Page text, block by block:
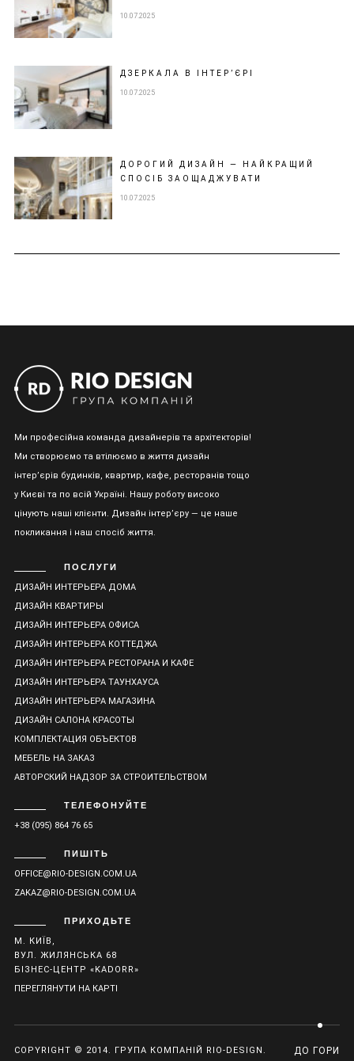
10.07.2025
ДЗЕРКАЛА В ІНТЕР’ЄРІ
10.07.2025
ДОРОГИЙ ДИЗАЙН — НАЙКРАЩИЙ
СПОСІБ ЗАОЩАДЖУВАТИ
10.07.2025
Ми професійна команда дизайнерів та архітекторів!
Ми створюємо та втілюємо в життя дизайн
інтер’єрів будинків, квартир, кафе, ресторанів тощо
у Києві та по всій Україні. Нашу роботу високо
цінують наші клієнти. Дизайн інтер’єру — це наше
покликання і наш спосіб життя.
ПОСЛУГИ
ДИЗАЙН ИНТЕРЬЕРА ДОМА
ДИЗАЙН КВАРТИРЫ
ДИЗАЙН ИНТЕРЬЕРА ОФИСА
ДИЗАЙН ИНТЕРЬЕРА КОТТЕДЖА
ДИЗАЙН ИНТЕРЬЕРА РЕСТОРАНА И КАФЕ
ДИЗАЙН ИНТЕРЬЕРА ТАУНХАУСА
ДИЗАЙН ИНТЕРЬЕРА МАГАЗИНА
ДИЗАЙН САЛОНА КРАСОТЫ
КОМПЛЕКТАЦИЯ ОБЪЕКТОВ
МЕБЕЛЬ НА ЗАКАЗ
АВТОРСКИЙ НАДЗОР ЗА СТРОИТЕЛЬСТВОМ
ТЕЛЕФОНУЙТЕ
+38 (095) 864 76 65
ПИШІТЬ
OFFICE@RIO-DESIGN.COM.UA
ZAKAZ@RIO-DESIGN.COM.UA
ПРИХОДЬТЕ
М. КИЇВ,
ВУЛ. ЖИЛЯНСЬКА 68
БІЗНЕС-ЦЕНТР «KADORR»
ПЕРЕГЛЯНУТИ НА КАРТІ
COPYRIGHT © 2014. ГРУПА КОМПАНІЙ RIO-DESIGN. ДО ГОРИ